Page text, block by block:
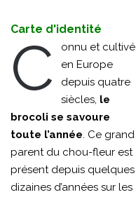
Carte d'identité
C
onnu et cultivé
en Europe
depuis quatre
siècles, le
brocoli se savoure
toute l’année. Ce grand
parent du chou-fleur est
présent depuis quelques
dizaines d’années sur les